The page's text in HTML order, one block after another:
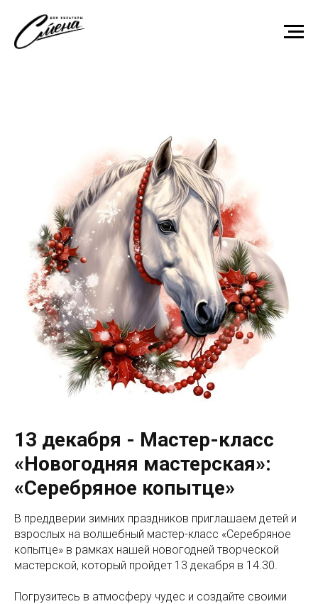
13 декабря - Мастер-класс
«Новогодняя мастерская»:
«Серебряное копытце»
В преддверии зимних праздников приглашаем детей и
взрослых на волшебный мастер-класс «Серебряное
копытце» в рамках нашей новогодней творческой
мастерской, который пройдет 13 декабря в 14.30.
Погрузитесь в атмосферу чудес и создайте своими